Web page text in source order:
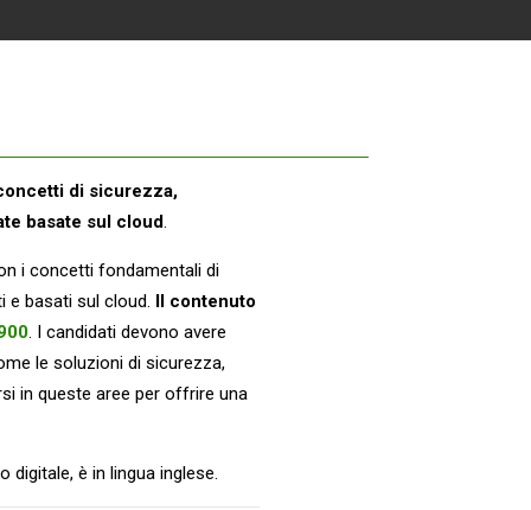
di sicurezza,
basate sul cloud.
i concetti fondamentali di
basati sul cloud. Il contenuto
. I candidati devono avere
le soluzioni di sicurezza,
in queste aree per offrire una
è in lingua inglese.